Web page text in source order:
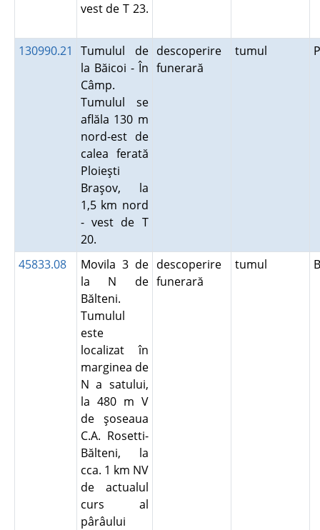
vest de T 23.
130990.21
Tumulul de
la Băicoi - În
Câmp.
Tumulul se
aflăla 130 m
nord-est de
calea ferată
Ploieşti
Braşov, la
1,5 km nord
- vest de T
20.
descoperire
funerară
tumul
45833.08
Movila 3 de
la N de
Bălteni.
Tumulul
este
localizat în
marginea de
N a satului,
la 480 m V
de şoseaua
C.A. Rosetti-
Bălteni, la
cca. 1 km NV
de actualul
curs al
pârâului
descoperire
funerară
tumul